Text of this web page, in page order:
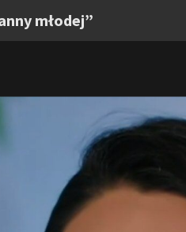
młodej”